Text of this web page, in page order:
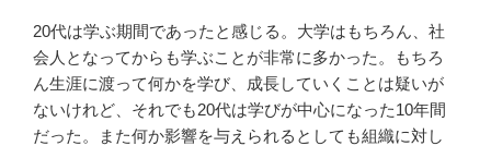
20代は学ぶ期間であったと感じる。大学はもちろん、社
会人となってからも学ぶことが非常に多かった。もちろ
ん生涯に渡って何かを学び、成長していくことは疑いが
ないけれど、それでも20代は学びが中心になった10年間
だった。また何か影響を与えられるとしても組織に対し